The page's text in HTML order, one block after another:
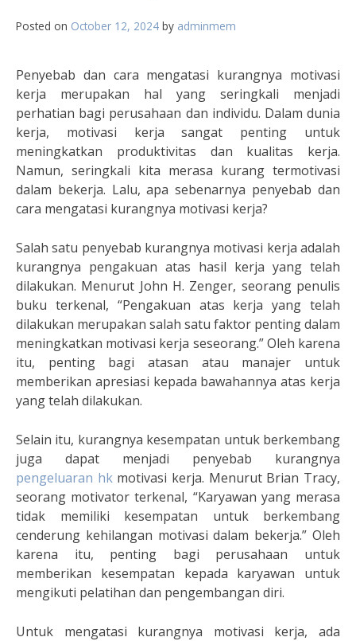
Posted on October 12, 2024 by adminmem
Penyebab dan cara mengatasi kurangnya motivasi
kerja merupakan hal yang seringkali menjadi
perhatian bagi perusahaan dan individu. Dalam dunia
kerja, motivasi kerja sangat penting untuk
meningkatkan produktivitas dan kualitas kerja.
Namun, seringkali kita merasa kurang termotivasi
dalam bekerja. Lalu, apa sebenarnya penyebab dan
cara mengatasi kurangnya motivasi kerja?
Salah satu penyebab kurangnya motivasi kerja adalah
kurangnya pengakuan atas hasil kerja yang telah
dilakukan. Menurut John H. Zenger, seorang penulis
buku terkenal, “Pengakuan atas kerja yang telah
dilakukan merupakan salah satu faktor penting dalam
meningkatkan motivasi kerja seseorang.” Oleh karena
itu, penting bagi atasan atau manajer untuk
memberikan apresiasi kepada bawahannya atas kerja
yang telah dilakukan.
Selain itu, kurangnya kesempatan untuk berkembang
juga dapat menjadi penyebab kurangnya
pengeluaran hkmotivasi kerja. Menurut Brian Tracy,
seorang motivator terkenal, “Karyawan yang merasa
tidak memiliki kesempatan untuk berkembang
cenderung kehilangan motivasi dalam bekerja.” Oleh
karena itu, penting bagi perusahaan untuk
memberikan kesempatan kepada karyawan untuk
mengikuti pelatihan dan pengembangan diri.
Untuk mengatasi kurangnya motivasi kerja, ada